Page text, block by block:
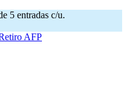
5 entradas c/u.
AFP